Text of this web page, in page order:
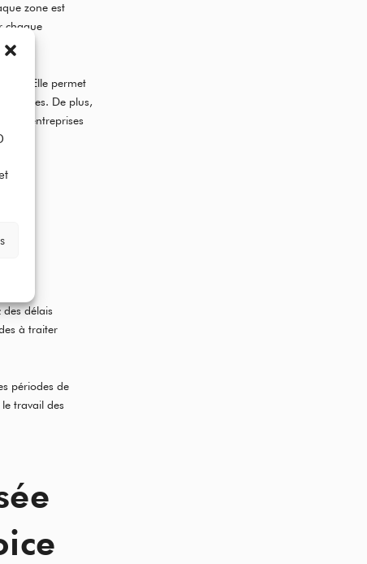
zone est
chaque
Elle permet
zones. De plus,
les entreprises
des délais
à traiter
périodes de
travail des